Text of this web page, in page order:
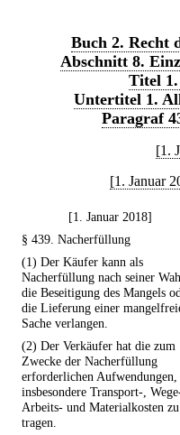
Buch 2. Recht
Abschnitt 8.
Titel
Untertitel 1.
Paragraf
[1.
[1. Januar
[1. Januar 2018]
§ 439. Nacherfüllung
(1) Der Käufer kann als
Nacherfüllung nach seiner
die Beseitigung des Mangels
die Lieferung einer
Sache verlangen.
(2) Der Verkäufer hat die zum
Zwecke der Nacherfüllung
erforderlichen Aufwendungen,
insbesondere Transport-,
Arbeits- und Materialkosten zu
tragen.